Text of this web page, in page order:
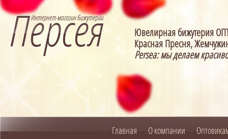
Ювелирная бижутерия
Красная Пресня,
Persea: мы делаем
Главная О компании